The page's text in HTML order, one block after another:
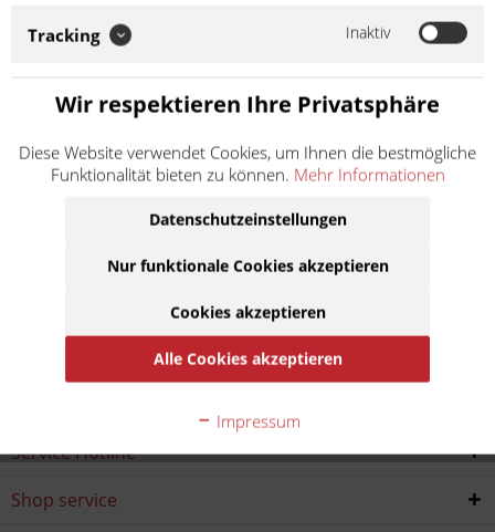
Baujahr:
2011
2012 2013 2014
2016 2017
2024
Service Hotline
Shop service
Tracking Inaktiv
Wir respektieren Ihre Privatsphäre
Diese Website verwendet Cookies, um Ihnen die bestmögliche
Funktionalität bieten zu können. Mehr Informationen
Datenschutzeinstellungen
Nur funktionale Cookies akzeptieren
Cookies akzeptieren
Alle Cookies akzeptieren
Impressum